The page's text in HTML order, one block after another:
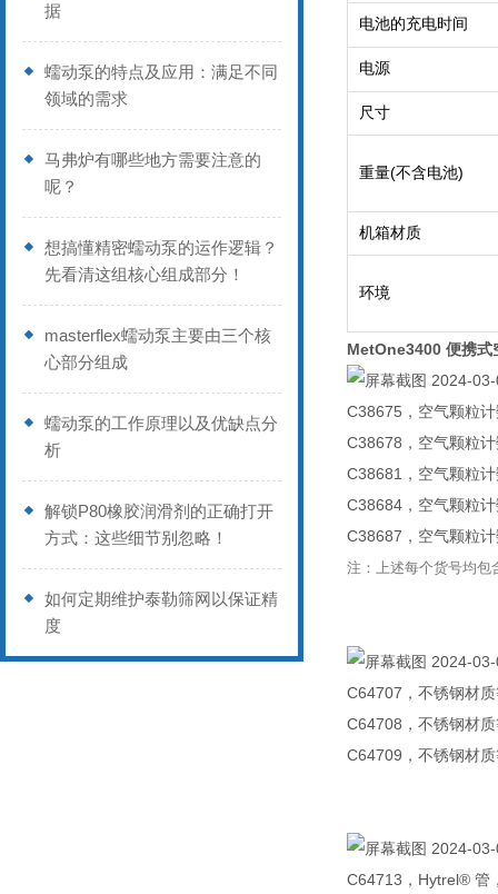
据
蠕动泵的特点及应用：满足不同
领域的需求
马弗炉有哪些地方需要注意的
呢？
想搞懂精密蠕动泵的运作逻辑？
先看清这组核心组成部分！
masterflex蠕动泵主要由三个核
心部分组成
蠕动泵的工作原理以及优缺点分
析
解锁P80橡胶润滑剂的正确打开
方式：这些细节别忽略！
如何定期维护泰勒筛网以保证精
度
电池的充电时间
电源
尺寸
重量(不含电池)
机箱材质
环境
MetOne3400 便携式
C38675 ，空气颗粒
C38678 ，空气颗粒
C38681 ，空气颗粒
C38684 ，空气颗粒
C38687 ，空气颗粒
注：上述每个货号均包
C64707 ，不锈钢材
C64708 ，不锈钢材
C64709 ，不锈钢材
C64713 ， Hytrel® 管